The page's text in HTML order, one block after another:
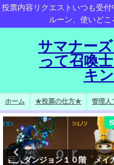
投票内容リクエストいつも受
ルーン、使いど
サマナー
って召喚
キ
ホーム ★投票の仕方★ 管理人
巨人ダンジョン１０階 メイ